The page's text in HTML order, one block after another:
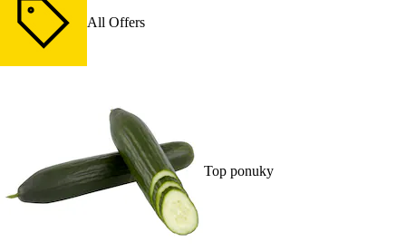
All Offers
Top ponuky